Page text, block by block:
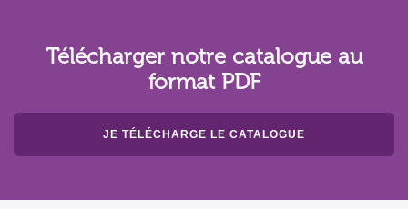
Télécharger notre catalogue au
format PDF
JE TÉLÉCHARGE LE CATALOGUE